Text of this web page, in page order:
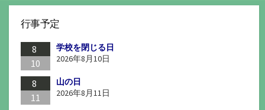
行事予定
8
10
学校を閉じる日
2026年8月10日
8
11
山の日
2026年8月11日